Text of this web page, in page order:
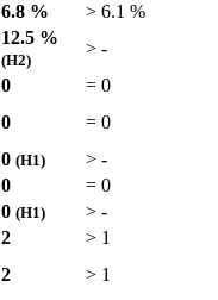
6.8 % > 6.1 %
12.5 %
(H2)
> -
0 = 0
0 = 0
0 (H1) > -
0 = 0
0 (H1) > -
2 > 1
2 > 1